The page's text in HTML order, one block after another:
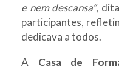
e nem descansa”,
participantes,
dedicava a todos.
A Casa de